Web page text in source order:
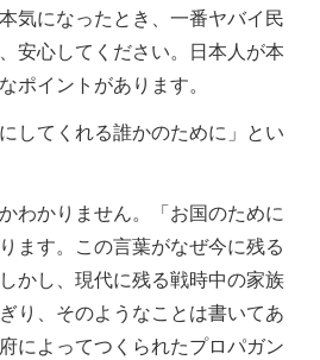
気になったとき、一番ヤバイ民
安心してください。日本人が本
ポイントがあります。
してくれる誰かのために」とい
わかりません。「お国のために
ます。この言葉がなぜ今に残る
かし、現代に残る戦時中の家族
り、そのようなことは書いてあ
によってつくられたプロパガン